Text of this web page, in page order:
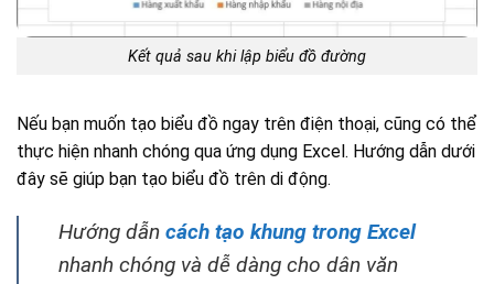
Kết quả sau khi lập biểu đồ đường
Nếu bạn muốn tạo biểu đồ ngay trên điện thoại, cũng có thể
thực hiện nhanh chóng qua ứng dụng Excel. Hướng dẫn dưới
đây sẽ giúp bạn tạo biểu đồ trên di động.
Hướng dẫn cách tạo khung trong Excel
nhanh chóng và dễ dàng cho dân văn